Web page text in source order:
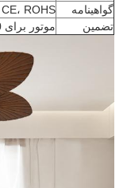
گواهینامه
CE، ROHS
تضمین
موتور برای 10 سال، لوازم دیگر به جز موتور برای 2 سال